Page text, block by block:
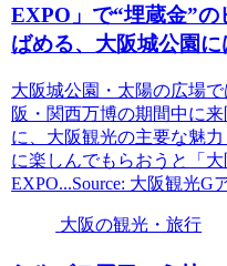
EXPO」で“埋蔵金”の
ばめる、 大阪城公園に
大阪城公園・太陽の広場
阪・関西万博の期間中に
に、大阪観光の主要な魅
に楽しんでもらおうと「大
EXPO...Source: 大阪観光G
大阪の観光・旅行